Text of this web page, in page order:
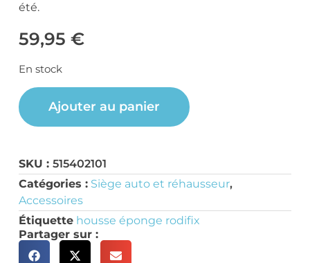
été.
59,95 €
En stock
Ajouter au panier
SKU : 515402101
Catégories : Siège auto et réhausseur,
Accessoires
Étiquette housse éponge rodifix
Partager sur :